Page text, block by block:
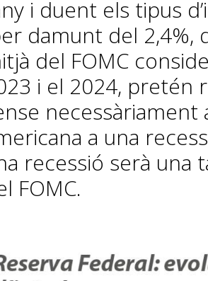
i duent els tipus
damunt del 2,4%,
del FOMC
i el 2024, pretén
necessàriament
a una
recessió serà una
FOMC.